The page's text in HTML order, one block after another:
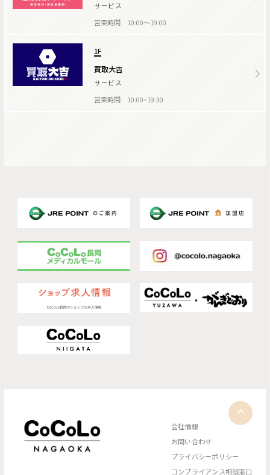
サービス
営業時間 10:00～19:00
1F
買取大吉
サービス
営業時間 10:00~19:30
会社情報
お問い合わせ
プライバシーポリシー
コンプライアンス相談窓口